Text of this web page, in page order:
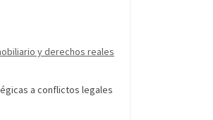
y derechos reales
a conflictos legales